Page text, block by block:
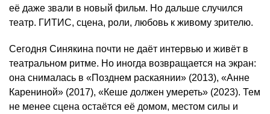
её даже звали в новый фильм. Но дальше случился
театр. ГИТИС, сцена, роли, любовь к живому зрителю.
Сегодня Синякина почти не даёт интервью и живёт в
театральном ритме. Но иногда возвращается на экран:
она снималась в «Позднем раскаянии» (2013), «Анне
Карениной» (2017), «Кеше должен умереть» (2023). Тем
не менее сцена остаётся её домом, местом силы и